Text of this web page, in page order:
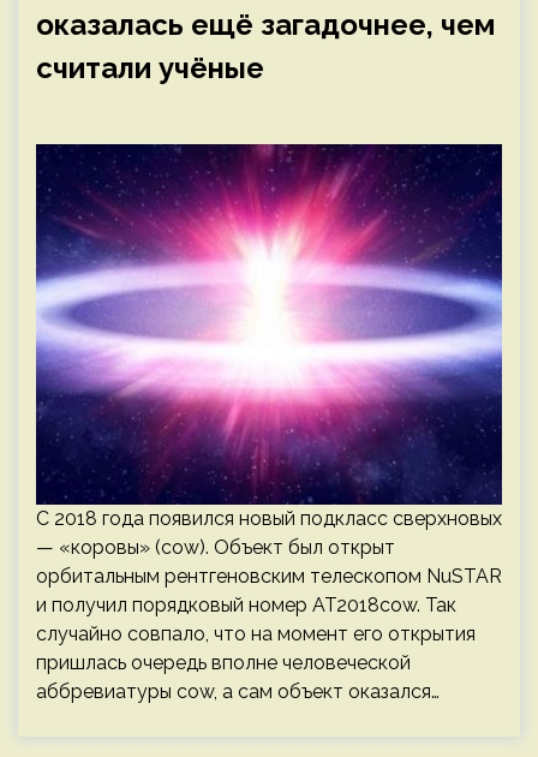
оказалась ещё загадочнее, чем
считали учёные
С 2018 года появился новый подкласс сверхновых
— «коровы» (cow). Объект был открыт
орбитальным рентгеновским телескопом NuSTAR
и получил порядковый номер AT2018cow. Так
случайно совпало, что на момент его открытия
пришлась очередь вполне человеческой
аббревиатуры cow, а сам объект оказался…